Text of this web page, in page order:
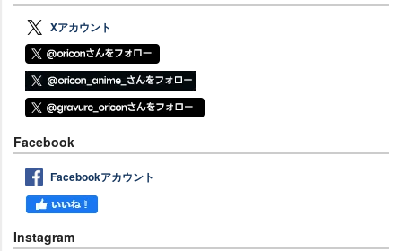
Xアカウント
Facebook
Facebookアカウント
Instagram